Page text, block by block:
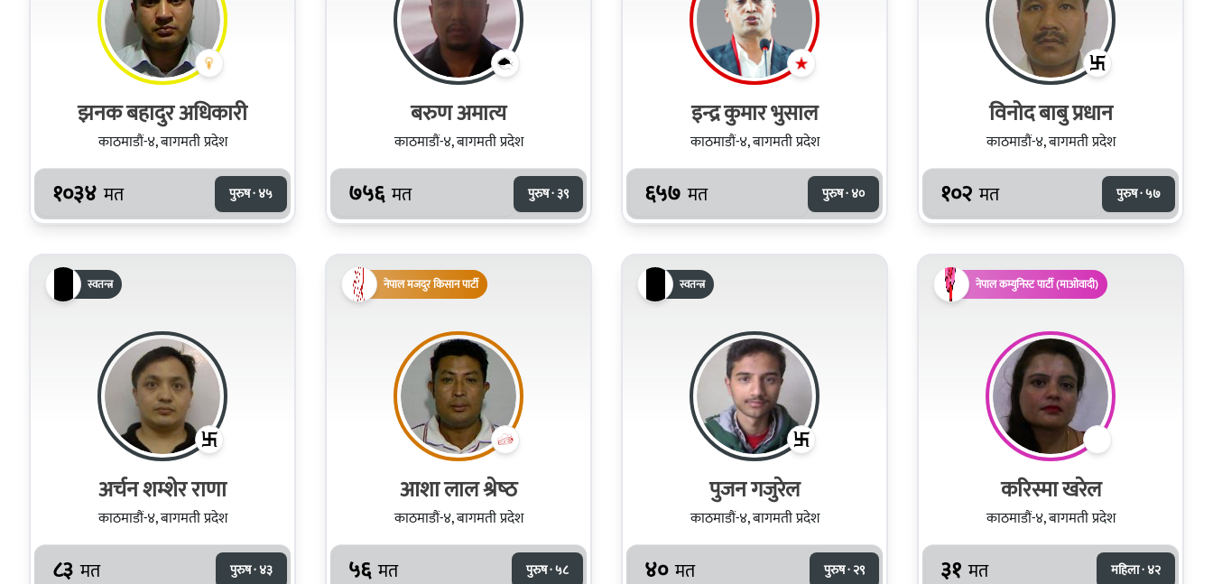
झनक बहादुर अधिकारी
काठमाडौं-४, बागमती प्रदेश
१०३४ मत पुरुष · ४५
बरुण अमात्य
काठमाडौं-४, बागमती प्रदेश
७५६ मत पुरुष · ३९
इन्द्र कुमार भुसाल
काठमाडौं-४, बागमती प्रदेश
६५७ मत पुरुष · ४०
विनोद बाबु प्रधान
काठमाडौं-४, बागमती प्रदेश
१०२ मत पुरुष · ५७
स्वतन्त्र
अर्चन शम्शेर राणा
काठमाडौं-४, बागमती प्रदेश
८३ मत पुरुष · ४३
नेपाल मजदुर किसान पार्टी
आशा लाल श्रेष्‍ठ
काठमाडौं-४, बागमती प्रदेश
५६ मत पुरुष · ५८
स्वतन्त्र
पुजन गजुरेल
काठमाडौं-४, बागमती प्रदेश
४० मत पुरुष · २९
नेपाल कम्युनिस्ट पार्टी (माओवादी)
करिस्मा खरेल
काठमाडौं-४, बागमती प्रदेश
३१ मत महिला · ४२